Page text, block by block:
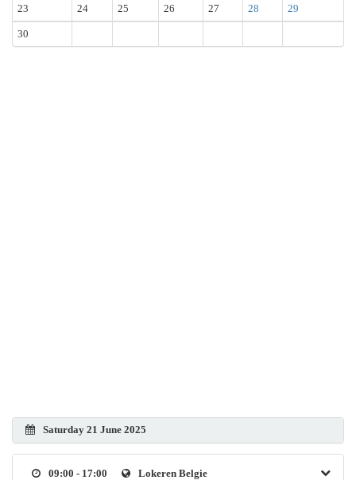
23 24 25 26 27 28 29
30
Saturday 21 June 2025
09:00 - 17:00 Lokeren Belgie